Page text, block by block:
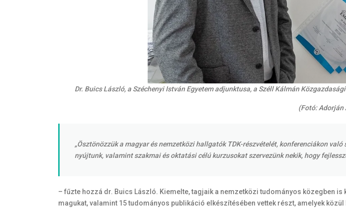
Dr. Buics László, a Széchenyi István Egyetem adjunktusa, a Széll Kálmán
(Fotó: Adorján
„Ösztönözzük a magyar és nemzetközi hallgatók TDK-részvételét, konferenciákon
nyújtunk, valamint szakmai és oktatási célú kurzusokat szervezünk nekik, hogy
– fűzte hozzá dr. Buics László. Kiemelte, tagjaik a nemzetközi tudományos közegben
magukat, valamint 15 tudományos publikáció elkészítésében vettek részt, amelyek